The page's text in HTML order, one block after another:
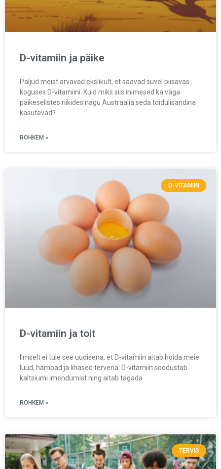
D-vitamiin ja päike
Paljud meist arvavad ekslikult, et saavad suvel piisavas
koguses D-vitamiini. Kuid miks siis inimesed ka väga
päikeselistes riikides nagu Austraalia seda toidulisandina
kasutavad?
ROHKEM »
D-VITAMIIN
D-vitamiin ja toit
Ilmselt ei tule see uudisena, et D-vitamiin aitab hoida meie
luud, hambad ja lihased tervena. D-vitamiin soodustab
kaltsiumi imendumist ning aitab tagada
ROHKEM »
TERVIS